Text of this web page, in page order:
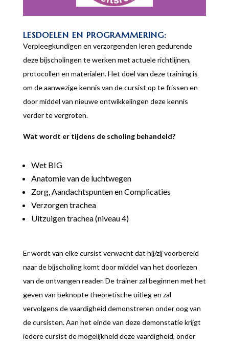
LESDOELEN EN PROGRAMMERING:
Verpleegkundigen en verzorgenden leren gedurende
deze bijscholingen te werken met actuele richtlijnen,
protocollen en materialen. Het doel van deze training is
om de aanwezige kennis van de cursist op te frissen en
door middel van nieuwe ontwikkelingen deze kennis
verder te vergroten.
Wat wordt er tijdens de scholing behandeld?
Wet BIG
Anatomie van de luchtwegen
Zorg, Aandachtspunten en Complicaties
Verzorgen trachea
Uitzuigen trachea (niveau 4)
Er wordt van elke cursist verwacht dat hij/zij voorbereid
naar de bijscholing komt door middel van het doorlezen
van de ontvangen reader. De trainer zal beginnen met het
geven van beknopte theoretische uitleg en zal
vervolgens de vaardigheid demonstreren onder oog van
de cursisten. Aan het einde van deze demonstatie krijgt
iedere cursist de mogelijkheid deze vaardigheid, onder